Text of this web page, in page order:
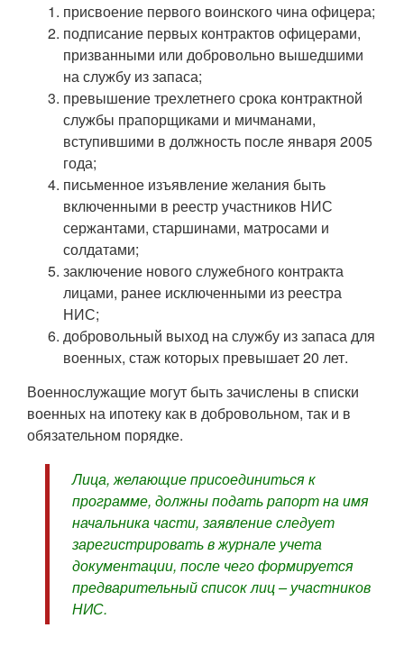
присвоение первого воинского чина офицера;
подписание первых контрактов офицерами,
призванными или добровольно вышедшими
на службу из запаса;
превышение трехлетнего срока контрактной
службы прапорщиками и мичманами,
вступившими в должность после января 2005
года;
письменное изъявление желания быть
включенными в реестр участников НИС
сержантами, старшинами, матросами и
солдатами;
заключение нового служебного контракта
лицами, ранее исключенными из реестра
НИС;
добровольный выход на службу из запаса для
военных, стаж которых превышает 20 лет.
Военнослужащие могут быть зачислены в списки
военных на ипотеку как в добровольном, так и в
обязательном порядке.
Лица, желающие присоединиться к
программе, должны подать рапорт на имя
начальника части, заявление следует
зарегистрировать в журнале учета
документации, после чего формируется
предварительный список лиц – участников
НИС.